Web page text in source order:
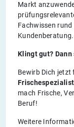
Markt
Fachwissen rund
Kundenberatung.
Klingt gut?
Bewirb Dich jetzt
mach Frische,
Beruf!
Weitere